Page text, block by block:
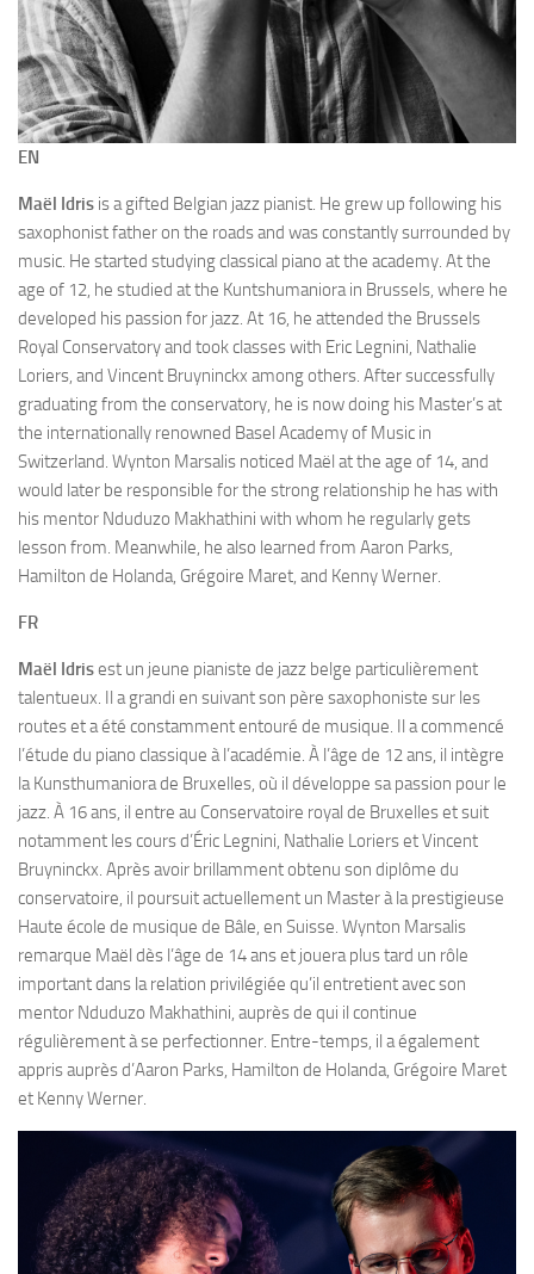
EN
Maël Idris is a gifted Belgian jazz pianist. He grew up following his
saxophonist father on the roads and was constantly surrounded by
music. He started studying classical piano at the academy. At the
age of 12, he studied at the Kuntshumaniora in Brussels, where he
developed his passion for jazz. At 16, he attended the Brussels
Royal Conservatory and took classes with Eric Legnini, Nathalie
Loriers, and Vincent Bruyninckx among others. After successfully
graduating from the conservatory, he is now doing his Master’s at
the internationally renowned Basel Academy of Music in
Switzerland. Wynton Marsalis noticed Maël at the age of 14, and
would later be responsible for the strong relationship he has with
his mentor Nduduzo Makhathini with whom he regularly gets
lesson from. Meanwhile, he also learned from Aaron Parks,
Hamilton de Holanda, Grégoire Maret, and Kenny Werner.
FR
Maël Idrisest un jeune pianiste de jazz belge particulièrement
talentueux. Il a grandi en suivant son père saxophoniste sur les
routes et a été constamment entouré de musique. Il a commencé
l’étude du piano classique à l’académie. À l’âge de 12 ans, il intègre
la Kunsthumaniora de Bruxelles, où il développe sa passion pour le
jazz. À 16 ans, il entre au Conservatoire royal de Bruxelles et suit
notamment les cours d’Éric Legnini, Nathalie Loriers et Vincent
Bruyninckx. Après avoir brillamment obtenu son diplôme du
conservatoire, il poursuit actuellement un Master à la prestigieuse
Haute école de musique de Bâle, en Suisse. Wynton Marsalis
remarque Maël dès l’âge de 14 ans et jouera plus tard un rôle
important dans la relation privilégiée qu’il entretient avec son
mentor Nduduzo Makhathini, auprès de qui il continue
régulièrement à se perfectionner. Entre-temps, il a également
appris auprès d’Aaron Parks, Hamilton de Holanda, Grégoire Maret
et Kenny Werner.